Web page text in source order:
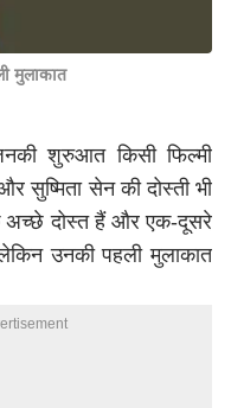
मुलाकात
शुरुआत किसी फिल्मी
सुष्मिता सेन की दोस्ती भी
अच्छे दोस्त हैं और एक-दूसरे
उनकी पहली मुलाकात